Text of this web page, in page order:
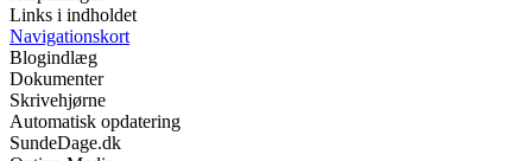
Links i indholdet
Navigationskort
Blogindlæg
Dokumenter
Skrivehjørne
Automatisk opdatering
SundeDage.dk